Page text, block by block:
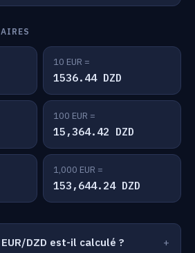
10 EUR =
1536.44 DZD
100 EUR =
15,364.42 DZD
1,000 EUR =
153,644.24 DZD
DZD est-il calculé ?